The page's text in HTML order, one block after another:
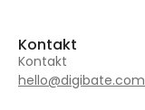
Kontakt
Kontakt
hello@digibate.com